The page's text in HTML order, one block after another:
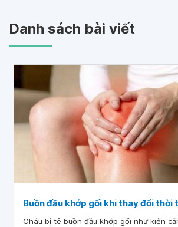
Danh sách bài viết
Buồn đầu khớp gối khi thay đổi thời
Cháu bị tê buồn đầu khớp gối như kiến